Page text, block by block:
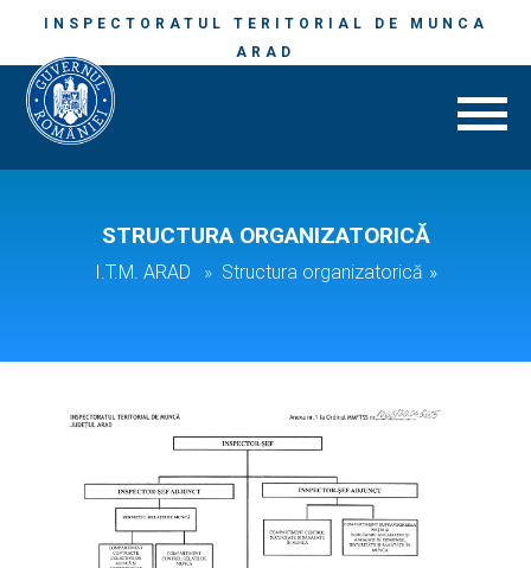
INSPECTORATUL TERITORIAL DE MUNCA
ARAD
STRUCTURA ORGANIZATORICĂ
I.T.M. ARAD Structura organizatorică »